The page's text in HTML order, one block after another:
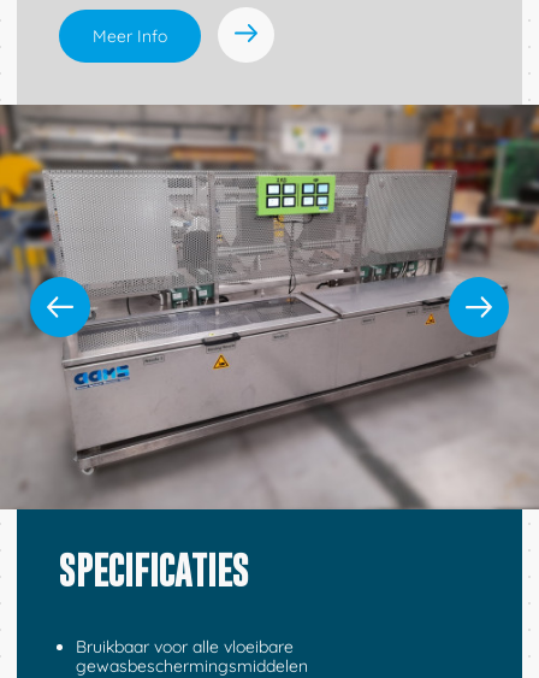
Meer Info
SPECIFICATIES
Bruikbaar voor alle vloeibare
gewasbeschermingsmiddelen